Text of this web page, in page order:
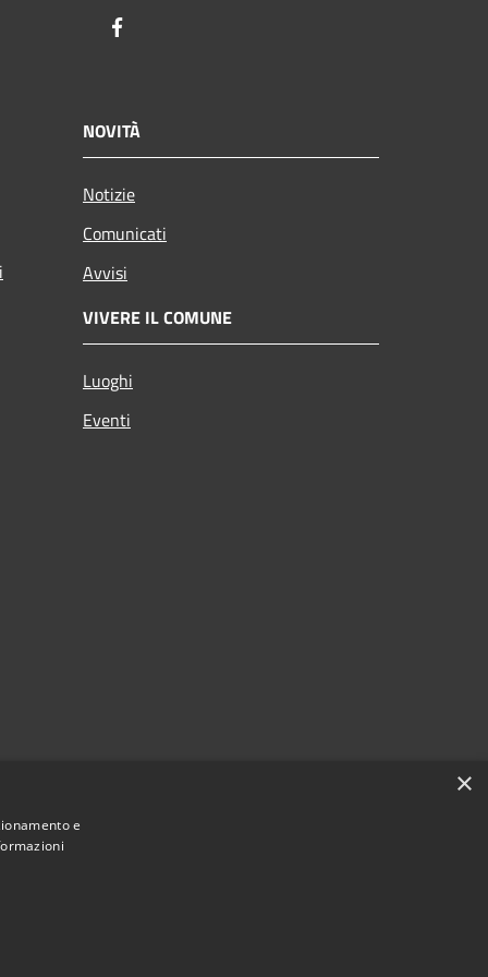
NOVITÀ
Notizie
Comunicati
Avvisi
VIVERE IL COMUNE
Luoghi
Eventi
×
e